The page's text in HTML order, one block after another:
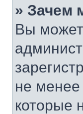
» Зачем
Вы
не менее
которые